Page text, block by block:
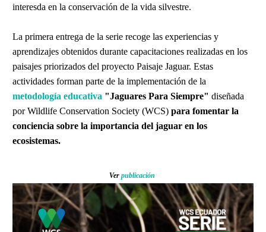
interesda en la conservación de la vida silvestre.
La primera entrega de la serie recoge las experiencias y
aprendizajes obtenidos durante capacitaciones realizadas en los
paisajes priorizados del proyecto Paisaje Jaguar. Estas
actividades forman parte de la implementación de la
metodología educativa "Jaguares Para Siempre" diseñada
por Wildlife Conservation Society (WCS) para fomentar la
conciencia sobre la importancia del jaguar en los
ecosistemas.
Ver publicación